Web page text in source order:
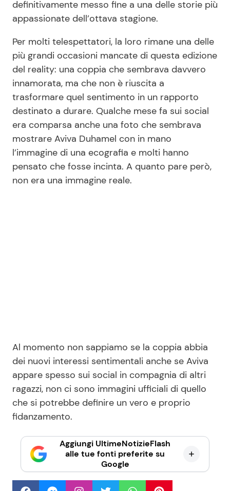
definitivamente messo fine a una delle storie più
appassionate dell’ottava stagione.
Per molti telespettatori, la loro rimane una delle
più grandi occasioni mancate di questa edizione
del reality: una coppia che sembrava davvero
innamorata, ma che non è riuscita a
trasformare quel sentimento in un rapporto
destinato a durare. Qualche mese fa sui social
era comparsa anche una foto che sembrava
mostrare Aviva Duhamel con in mano
l’immagine di una ecografia e molti hanno
pensato che fosse incinta. A quanto pare però,
non era una immagine reale.
Al momento non sappiamo se la coppia abbia
dei nuovi interessi sentimentali anche se Aviva
appare spesso sui social in compagnia di altri
ragazzi, non ci sono immagini ufficiali di quello
che si potrebbe definire un vero e proprio
fidanzamento.
Aggiungi UltimeNotizieFlash
alle tue fonti preferite su
Google